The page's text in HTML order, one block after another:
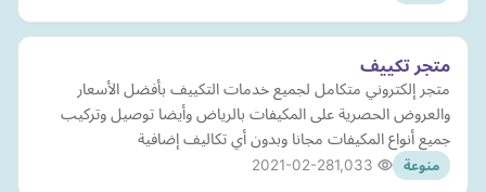
متجر تكييف
متجر إلكتروني متكامل لجميع خدمات التكييف بأفضل الأسعار
والعروض الحصرية على المكيفات بالرياض وأيضا توصيل وتركيب
جميع أنواع المكيفات مجانا وبدون أي تكاليف إضافية
منوعة 2021-02-28